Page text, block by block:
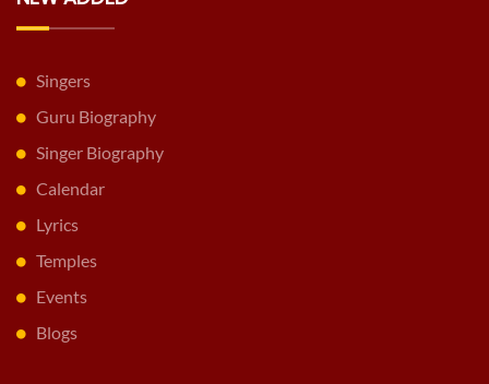
Singers
Guru Biography
Singer Biography
Calendar
Lyrics
Temples
Events
Blogs